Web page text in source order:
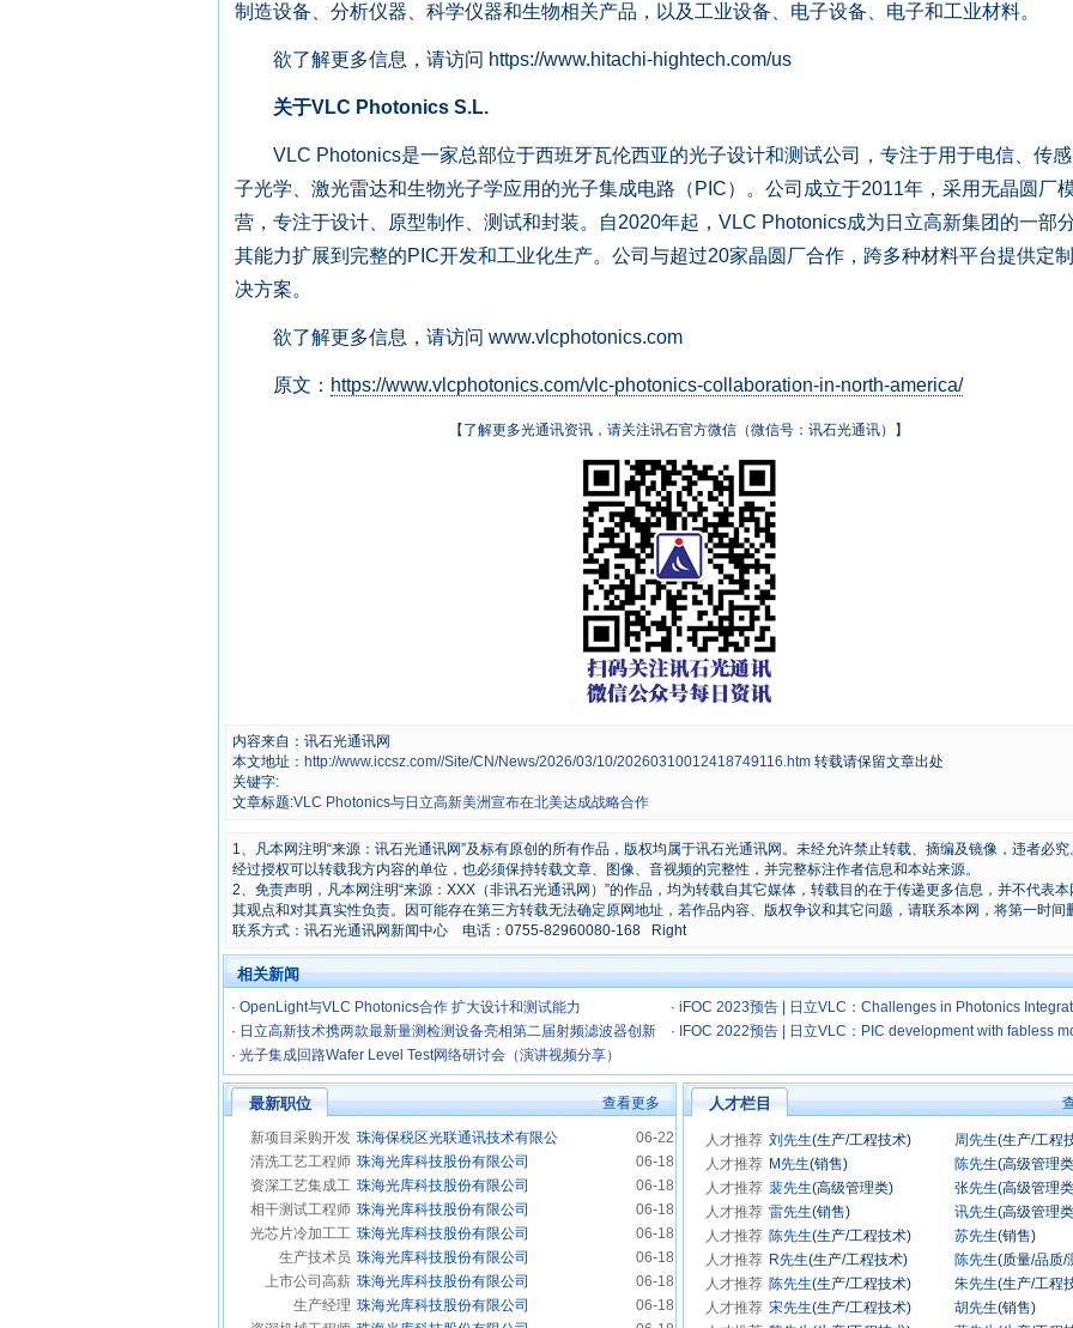
制造设备、分析仪器、科学仪器和生物相关产品，以及工业设备、电子设备、电子和工业材料。
欲了解更多信息，请访问 https://www.hitachi-hightech.com/us
关于VLC Photonics S.L.
VLC Photonics是一家总部位于西班牙瓦伦西亚的光子设计和测试公司，专注于用于电信、传
子光学、激光雷达和生物光子学应用的光子集成电路（PIC）。公司成立于2011年，采用无晶圆厂
营，专注于设计、原型制作、测试和封装。自2020年起，VLC Photonics成为日立高新集团的一部
其能力扩展到完整的PIC开发和工业化生产。公司与超过20家晶圆厂合作，跨多种材料平台提供定
决方案。
欲了解更多信息，请访问 www.vlcphotonics.com
原文： https://www.vlcphotonics.com/vlc-photonics-collaboration-in-north-america/
【了解更多光通讯资讯，请关注讯石官方微信（微信号：讯石光通讯）】
内容来自：讯石光通讯网
本文地址： http://www.iccsz.com//Site/CN/News/2026/03/10/20260310012418749116.htm 转载请保留文章出处
关键字:
文章标题:VLC Photonics与日立高新美洲宣布在北美达成战略合作
1、凡本网注明“来源：讯石光通讯网”及标有原创的所有作品，版权均属于讯石光通讯网。未经允许禁止转载、摘编及镜像，违者必究
经过授权可以转载我方内容的单位，也必须保持转载文章、图像、音视频的完整性，并完整标注作者信息和本站来源。
2、免责声明，凡本网注明“来源：XXX（非讯石光通讯网）”的作品，均为转载自其它媒体，转载目的在于传递更多信息，并不代表本
其观点和对其真实性负责。因可能存在第三方转载无法确定原网地址，若作品内容、版权争议和其它问题，请联系本网，将第一时间
联系方式：讯石光通讯网新闻中心 电话：0755-82960080-168 Right
相关新闻
· OpenLight与VLC Photonics合作 扩大设计和测试能力 · iFOC 2023预告 | 日立VLC：Challenges in Photonics
Circuit testing
· 日立高新技术携两款最新量测检测设备亮相第二届射频滤波器创新
技术大会
·
IFOC 2022预告 | 日立VLC：PIC development with fabless
· 光子集成回路Wafer Level Test网络研讨会（演讲视频分享）